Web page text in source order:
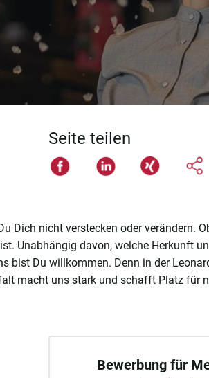
Seite teilen
Dich nicht verstecken oder verändern.
Unabhängig davon, welche Herkunft
bist Du willkommen. Denn in der
macht uns stark und schafft Platz für
Bewerbung für